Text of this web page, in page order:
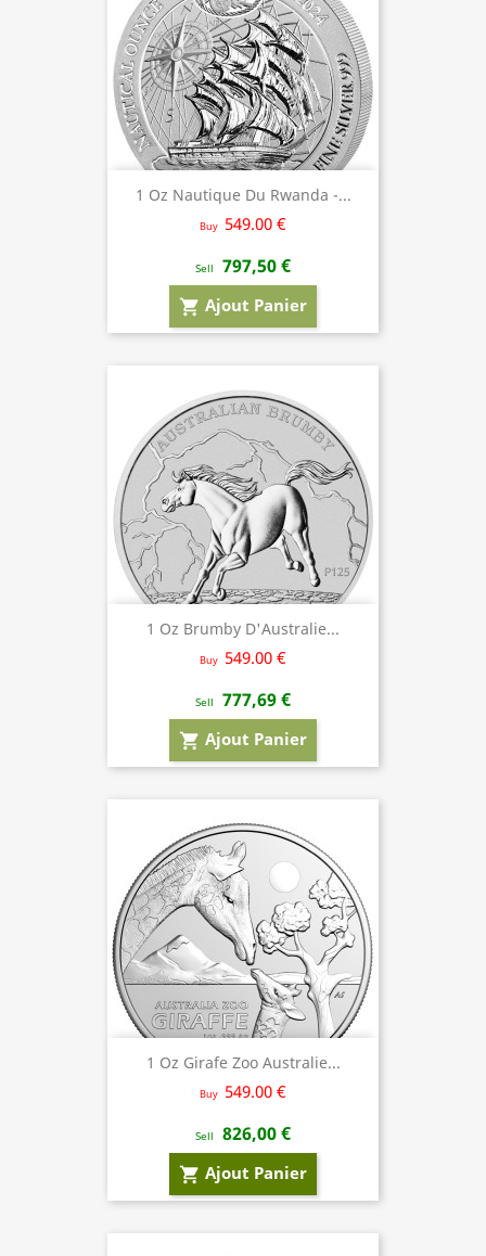
1 Oz Nautique Du Rwanda -...
Buy 549.00 €
Sell 797,50 €
shopping_cart Ajout Panier
1 Oz Brumby D'Australie...
Buy 549.00 €
Sell 777,69 €
shopping_cart Ajout Panier
1 Oz Girafe Zoo Australie...
Buy 549.00 €
Sell 826,00 €
shopping_cart Ajout Panier